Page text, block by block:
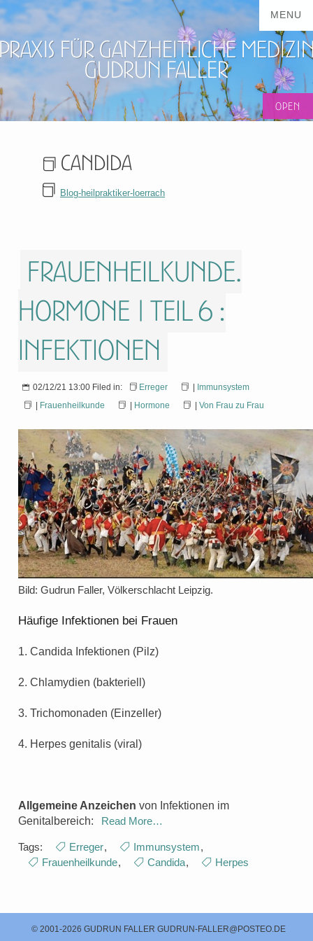
für ganzheitliche
Gudrun Faller
Candida
Blog-heilpraktiker-loerrach
Frauenheilkunde.
Hormone | Teil 6 :
Infektionen
02/12/21 13:00 Filed in: Erreger
Immunsystem
Frauenheilkunde Hormone Von Frau zu Frau
Bild: Gudrun Faller, Völkerschlacht Leipzig.
Häufige Infektionen bei Frauen
1. Candida Infektionen (Pilz)
2. Chlamydien (bakteriell)
3. Trichomonaden (Einzeller)
4. Herpes genitalis (viral)
Allgemeine Anzeichen von Infektionen im
Genitalbereich:
Read More…
Tags: Erreger, Immunsystem,
Frauenheilkunde, Candida, Herpes
© 2001-2026 GUDRUN FALLER GUDRUN-FALLER@POSTEO.DE